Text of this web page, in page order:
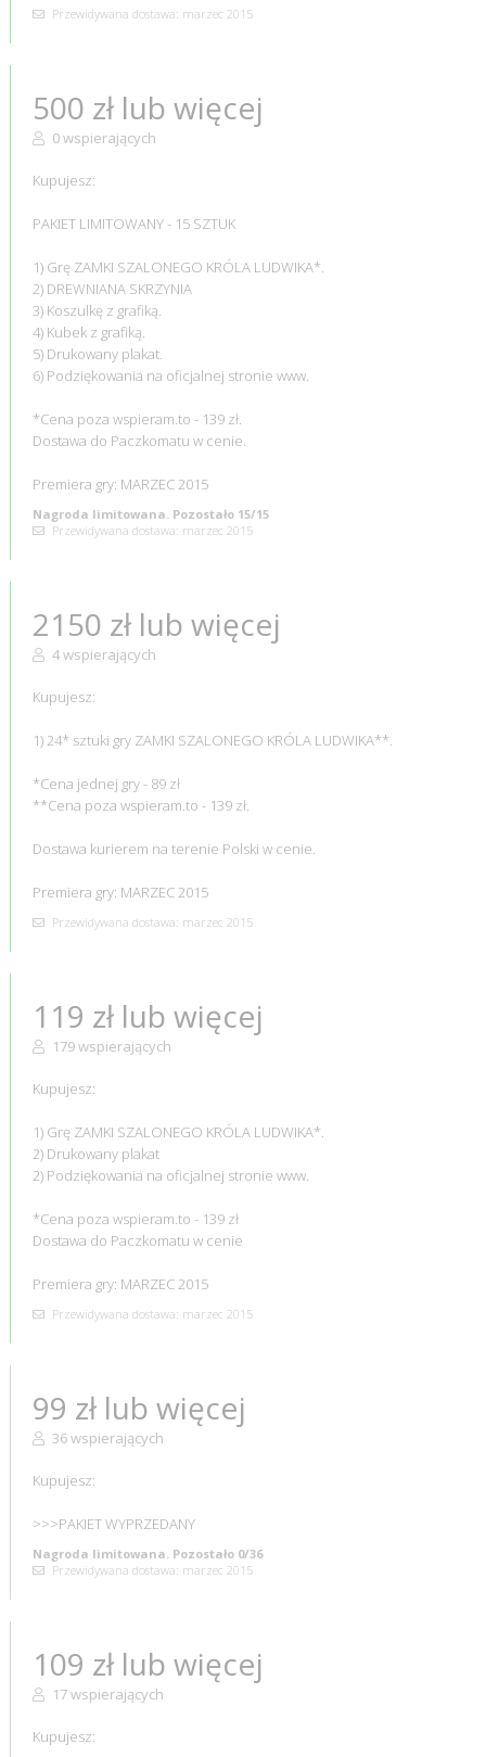
Przewidywana dostawa: marzec 2015
500 zł lub więcej
0 wspierających
Kupujesz:
PAKIET LIMITOWANY - 15 SZTUK
1) Grę ZAMKI SZALONEGO KRÓLA LUDWIKA*.
2) DREWNIANA SKRZYNIA
3) Koszulkę z grafiką.
4) Kubek z grafiką.
5) Drukowany plakat.
6) Podziękowania na oficjalnej stronie www.
*Cena poza wspieram.to - 139 zł.
Dostawa do Paczkomatu w cenie.
Premiera gry: MARZEC 2015
Nagroda limitowana. Pozostało 15/15
Przewidywana dostawa: marzec 2015
2150 zł lub więcej
4 wspierających
Kupujesz:
1) 24* sztuki gry ZAMKI SZALONEGO KRÓLA LUDWIKA**.
*Cena jednej gry - 89 zł
**Cena poza wspieram.to - 139 zł.
Dostawa kurierem na terenie Polski w cenie.
Premiera gry: MARZEC 2015
Przewidywana dostawa: marzec 2015
119 zł lub więcej
179 wspierających
Kupujesz:
1) Grę ZAMKI SZALONEGO KRÓLA LUDWIKA*.
2) Drukowany plakat
2) Podziękowania na oficjalnej stronie www.
*Cena poza wspieram.to - 139 zł
Dostawa do Paczkomatu w cenie
Premiera gry: MARZEC 2015
Przewidywana dostawa: marzec 2015
99 zł lub więcej
36 wspierających
Kupujesz:
>>>PAKIET WYPRZEDANY
Nagroda limitowana. Pozostało 0/36
Przewidywana dostawa: marzec 2015
109 zł lub więcej
17 wspierających
Kupujesz: